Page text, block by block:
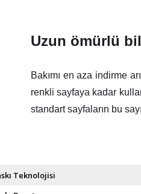
Uzun ömürlü
Bakımı en aza indirme
renkli sayfaya kadar
standart sayfaların bu
Teknolojisi